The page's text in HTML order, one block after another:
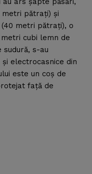
metri pătraţi) şi
metri pătraţi), o
cubi lemn de
s-au
electrocasnice din
este un coş de
faţă de